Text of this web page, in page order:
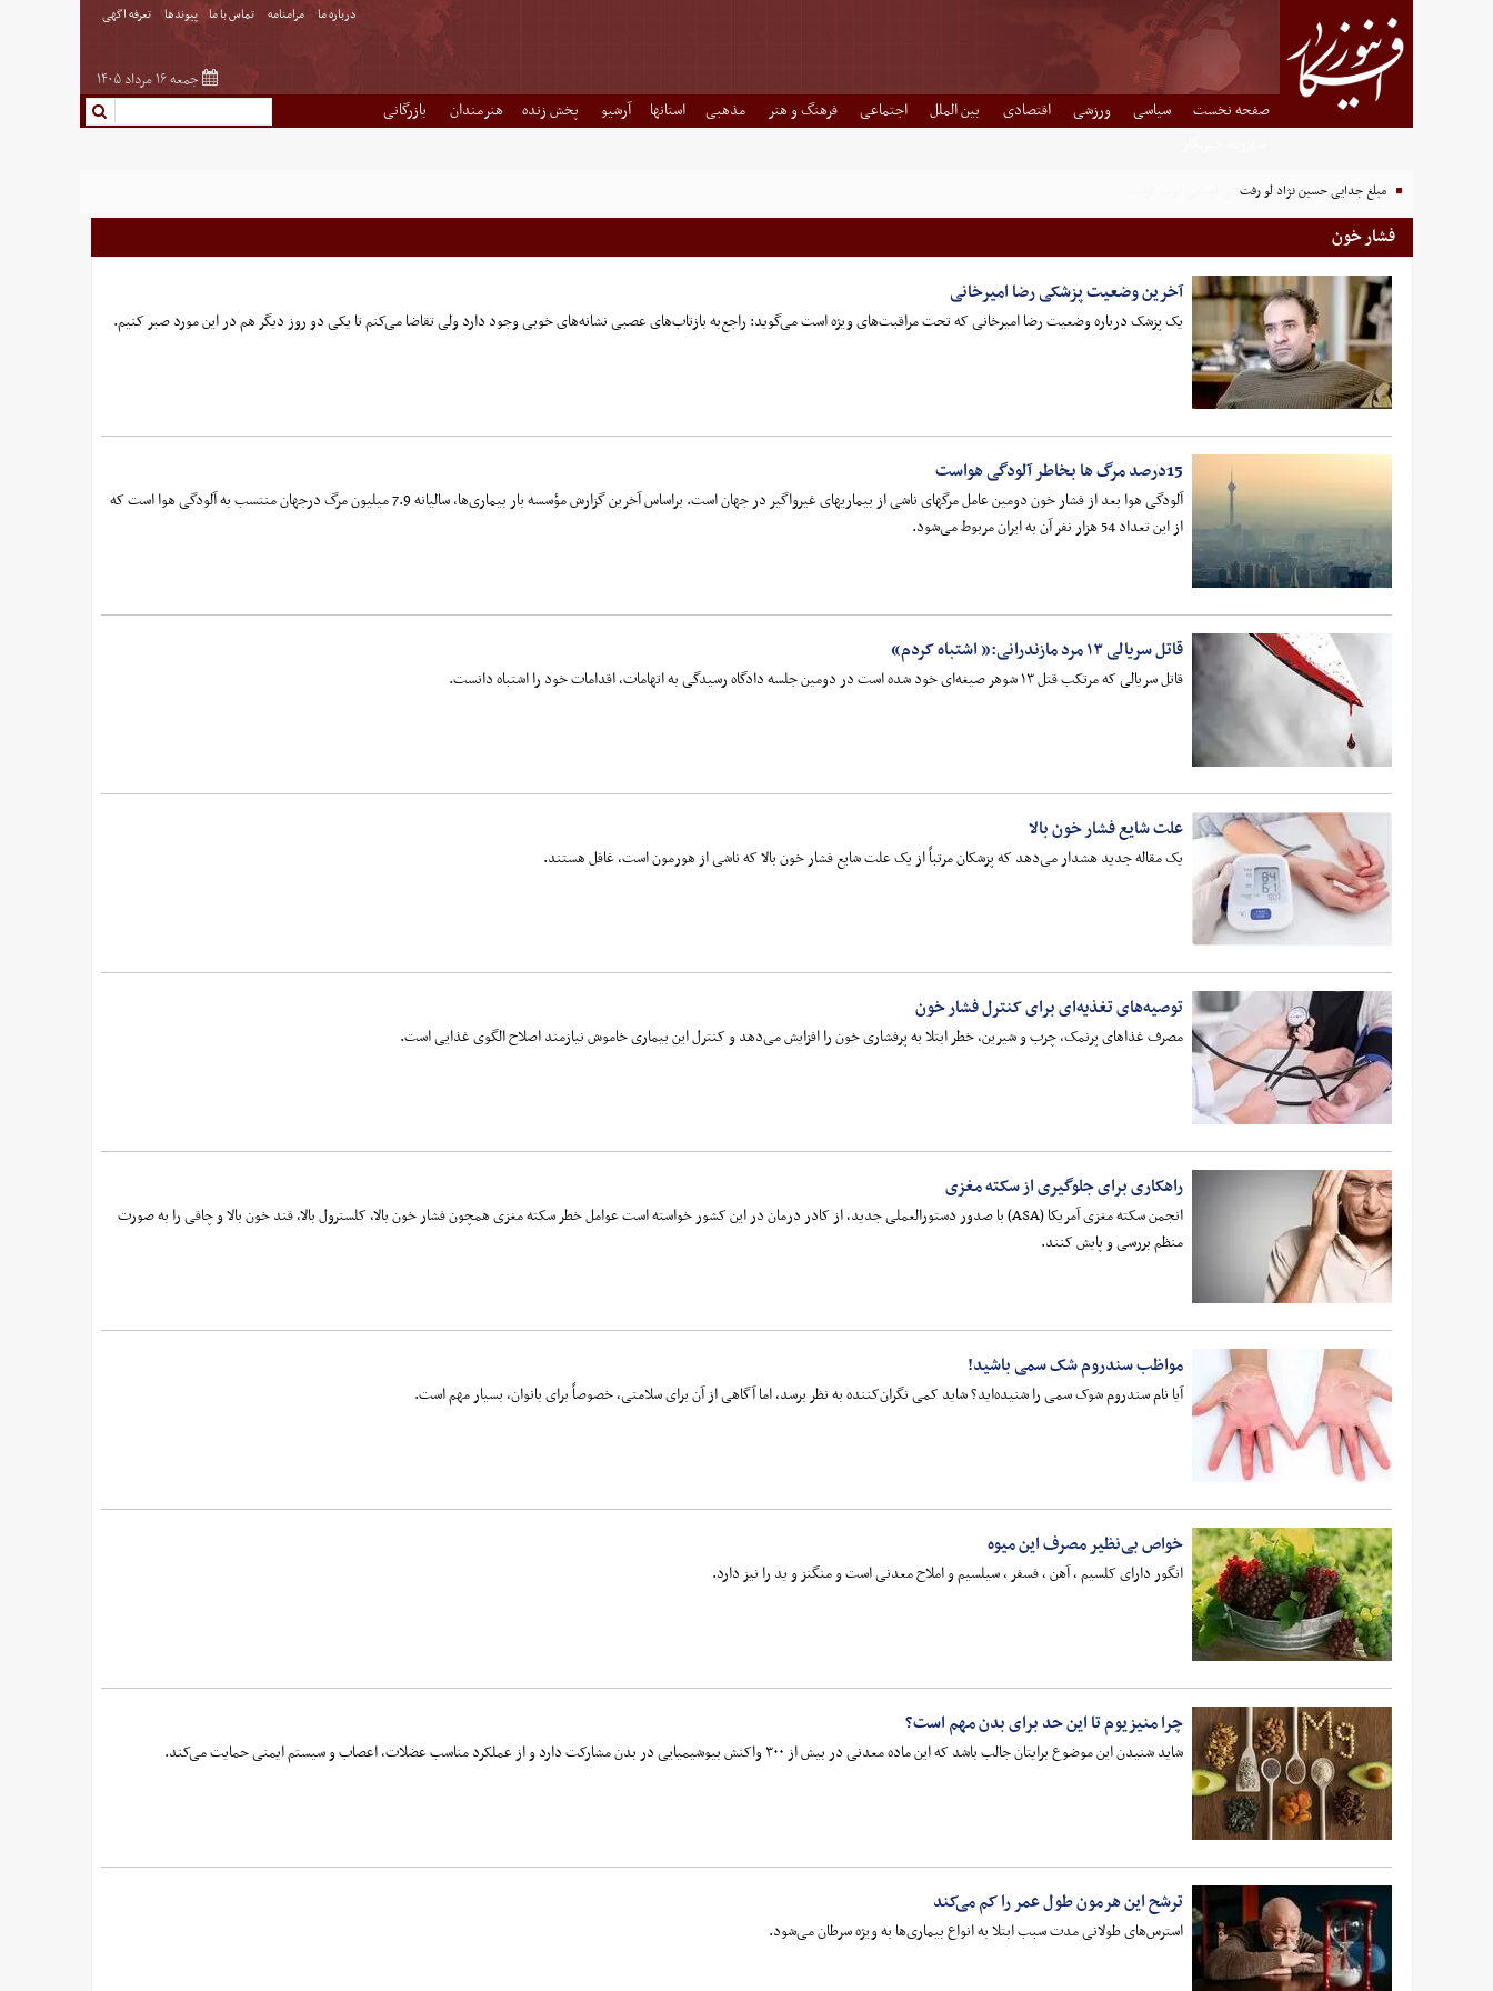
درباره ما مرامنامه تماس با ما پیوندها تعرفه اگهی
جمعه ۱۶ مرداد ۱۴۰۵
صفحه نخست سیاسی ورزشی اقتصادی بین الملل اجتماعی فرهنگ و هنر مذهبی استانها آرشیو پخش زنده هنرمندان
بازرگانی
مبلغ جدایی حسین نژاد لو رفت
فشار خون
آخرین وضعیت پزشکی رضا امیرخانی
یک پزشک درباره وضعیت رضا امیرخانی که تحت مراقبت‌های ویژه است می‌گوید: راجع‌به بازتاب‌های عصبی نشانه‌های خوبی وجود دارد ولی تقاضا می‌کنم تا یکی دو روز دیگر هم در این مورد صبر کنیم.
15درصد مرگ ها بخاطر آلودگی هواست
آلودگی هوا بعد از فشار خون دومین عامل مرگ‎های ناشی از بیماری‎های غیرواگیر در جهان است. براساس آخرین گزارش مؤسسه بار بیماری‌ها، سالیانه 7.9 میلیون مرگ درجهان منتسب به آلودگی هوا است که
از این تعداد 54 هزار نفر آن به ایران مربوط می‌شود.
قاتل سریالی ۱۳ مرد مازندرانی:« اشتباه کردم»
قاتل سریالی که مرتکب قتل ۱۳ شوهر صیغه‌ای خود شده است در دومین جلسه دادگاه رسیدگی به اتهامات، اقدامات خود را اشتباه دانست.
علت شایع فشار خون بالا
یک مقاله جدید هشدار می‌دهد که پزشکان مرتباً از یک علت شایع فشار خون بالا که ناشی از هورمون است، غافل هستند.
توصیه‌های تغذیه‌ای برای کنترل فشار خون
مصرف غذاهای پرنمک، چرب و شیرین، خطر ابتلا به پرفشاری خون را افزایش می‌دهد و کنترل این بیماری خاموش نیازمند اصلاح الگوی غذایی است.
راهکاری برای جلوگیری از سکته مغزی
انجمن سکته مغزی آمریکا (ASA) با صدور دستورالعملی جدید، از کادر درمان در این کشور خواسته است عوامل خطر سکته مغزی همچون فشار خون بالا، کلسترول بالا، قند خون بالا و چاقی را به‌ صورت
منظم بررسی و پایش کنند.
مواظب سندروم شک سمی باشید!
آیا نام سندروم شوک سمی را شنیده‌اید؟ شاید کمی نگران‌کننده به نظر برسد، اما آگاهی از آن برای سلامتی، خصوصاً برای بانوان، بسیار مهم است.
خواص بی‌نظیر مصرف این میوه
انگور دارای کلسیم ، آهن ، فسفر ، سیلسیم و املاح معدنی است و منگنز و ید را نیز دارد.
چرا منیزیوم تا این حد برای بدن مهم است؟
شاید شنیدن این موضوع برایتان جالب باشد که این ماده معدنی در بیش از ۳۰۰ واکنش بیوشیمیایی در بدن مشارکت دارد و از عملکرد مناسب عضلات، اعصاب و سیستم ایمنی حمایت می‌کند.
ترشح این هرمون طول عمر را کم می‌کند
استرس‌های طولانی مدت سبب ابتلا به انواع بیماری‌ها به ویژه سرطان می‌شود.